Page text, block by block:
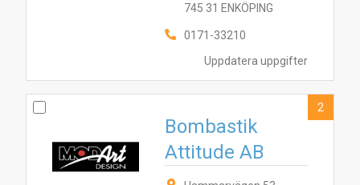
Uppdatera uppgifter
745 31 ENKÖPING
0171-33210
Bombastik
Attitude AB
2